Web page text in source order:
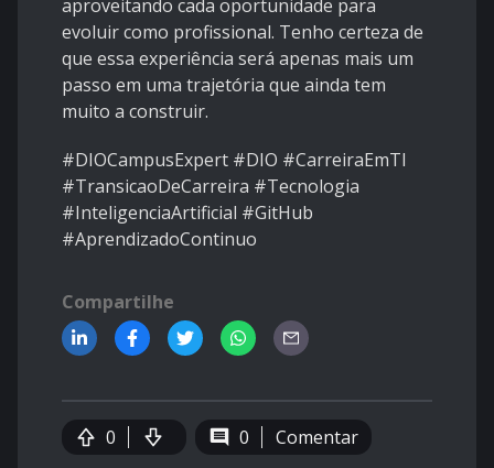
aproveitando cada oportunidade para
evoluir como profissional. Tenho certeza de
que essa experiência será apenas mais um
passo em uma trajetória que ainda tem
muito a construir.
#DIOCampusExpert #DIO #CarreiraEmTI
#TransicaoDeCarreira #Tecnologia
#InteligenciaArtificial #GitHub
#AprendizadoContinuo
Compartilhe
0 0 Comentar